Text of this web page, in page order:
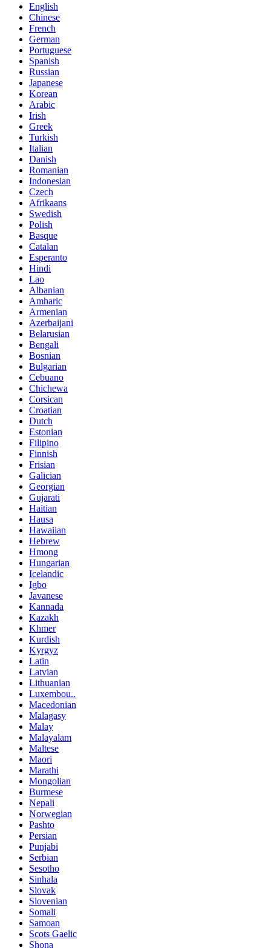
English
Chinese
French
German
Portuguese
Spanish
Russian
Japanese
Korean
Arabic
Irish
Greek
Turkish
Italian
Danish
Romanian
Indonesian
Czech
Afrikaans
Swedish
Polish
Basque
Catalan
Esperanto
Hindi
Lao
Albanian
Amharic
Armenian
Azerbaijani
Belarusian
Bengali
Bosnian
Bulgarian
Cebuano
Chichewa
Corsican
Croatian
Dutch
Estonian
Filipino
Finnish
Frisian
Galician
Georgian
Gujarati
Haitian
Hausa
Hawaiian
Hebrew
Hmong
Hungarian
Icelandic
Igbo
Javanese
Kannada
Kazakh
Khmer
Kurdish
Kyrgyz
Latin
Latvian
Lithuanian
Luxembou..
Macedonian
Malagasy
Malay
Malayalam
Maltese
Maori
Marathi
Mongolian
Burmese
Nepali
Norwegian
Pashto
Persian
Punjabi
Serbian
Sesotho
Sinhala
Slovak
Slovenian
Somali
Samoan
Scots Gaelic
Shona